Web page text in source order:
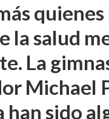
la salud
La
Michael
sido